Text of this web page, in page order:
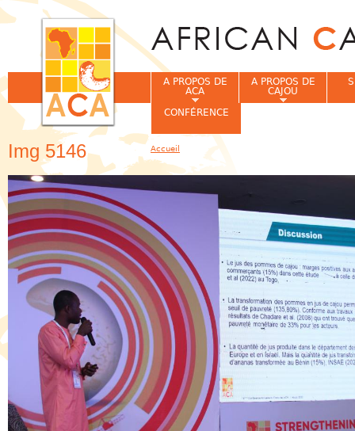
Img 5146
A PROPOS DE
ACA
A PROPOS DE
CAJOU
CONFÉRENCE
Vous êtes ici
Accueil